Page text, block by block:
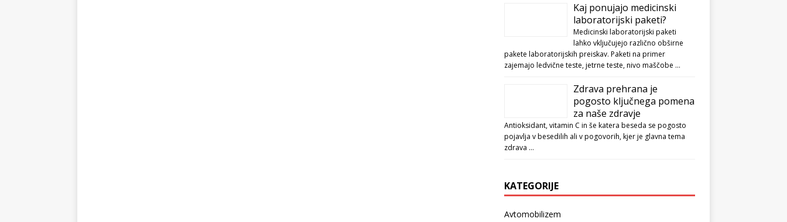
Kaj ponujajo medicinski
laboratorijski paketi?
Medicinski laboratorijski paketi
lahko vključujejo različno obširne
pakete laboratorijskih preiskav. Paketi na primer
zajemajo ledvične teste, jetrne teste, nivo maščobe …
Zdrava prehrana je
pogosto ključnega pomena
za naše zdravje
Antioksidant, vitamin C in še katera beseda se pogosto
pojavlja v besedilih ali v pogovorih, kjer je glavna tema
zdrava …
KATEGORIJE
Avtomobilizem